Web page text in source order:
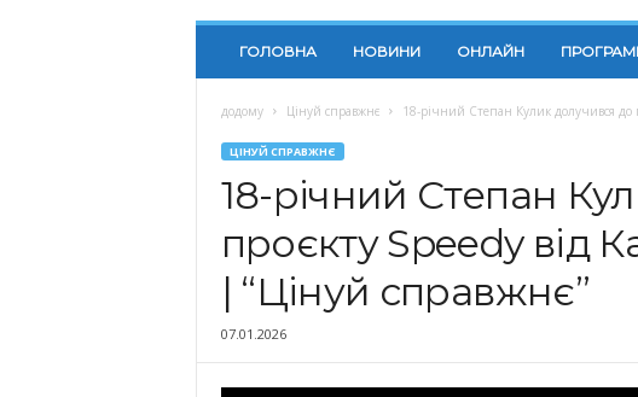
ГОЛОВНА НОВИНИ ОНЛАЙН
додому Цінуй справжнє 18-річний Степан Кулик долучився до
ЦІНУЙ СПРАВЖНЄ
18-річний Степан
проєкту Speedy від
| “Цінуй справжнє”
07.01.2026